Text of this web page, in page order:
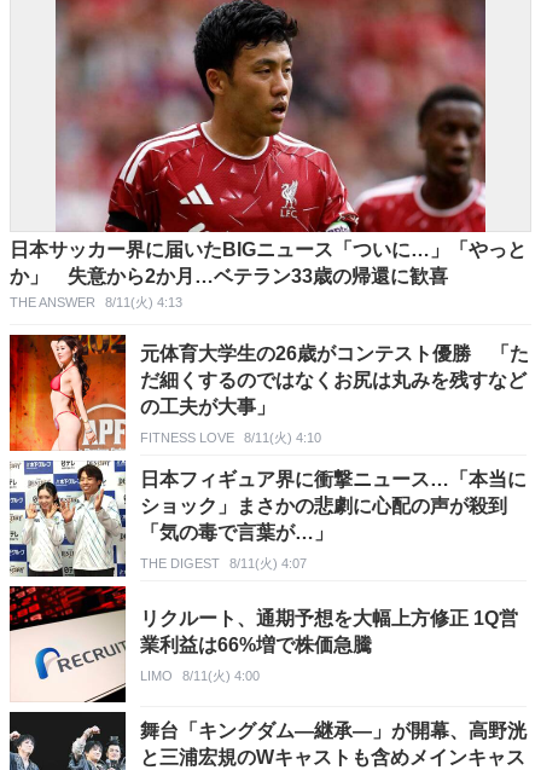
日本サッカー界に届いたBIGニュース「ついに…」「やっと
か」 失意から2か月…ベテラン33歳の帰還に歓喜
THE ANSWER 8/11(火) 4:13
元体育大学生の26歳がコンテスト優勝 「た
だ細くするのではなくお尻は丸みを残すなど
の工夫が大事」
FITNESS LOVE 8/11(火) 4:10
日本フィギュア界に衝撃ニュース…「本当に
ショック」まさかの悲劇に心配の声が殺到
「気の毒で言葉が…」
THE DIGEST 8/11(火) 4:07
リクルート、通期予想を大幅上方修正 1Q営
業利益は66%増で株価急騰
LIMO 8/11(火) 4:00
舞台「キングダム―継承―」が開幕、高野洸
と三浦宏規のWキャストも含めメインキャス